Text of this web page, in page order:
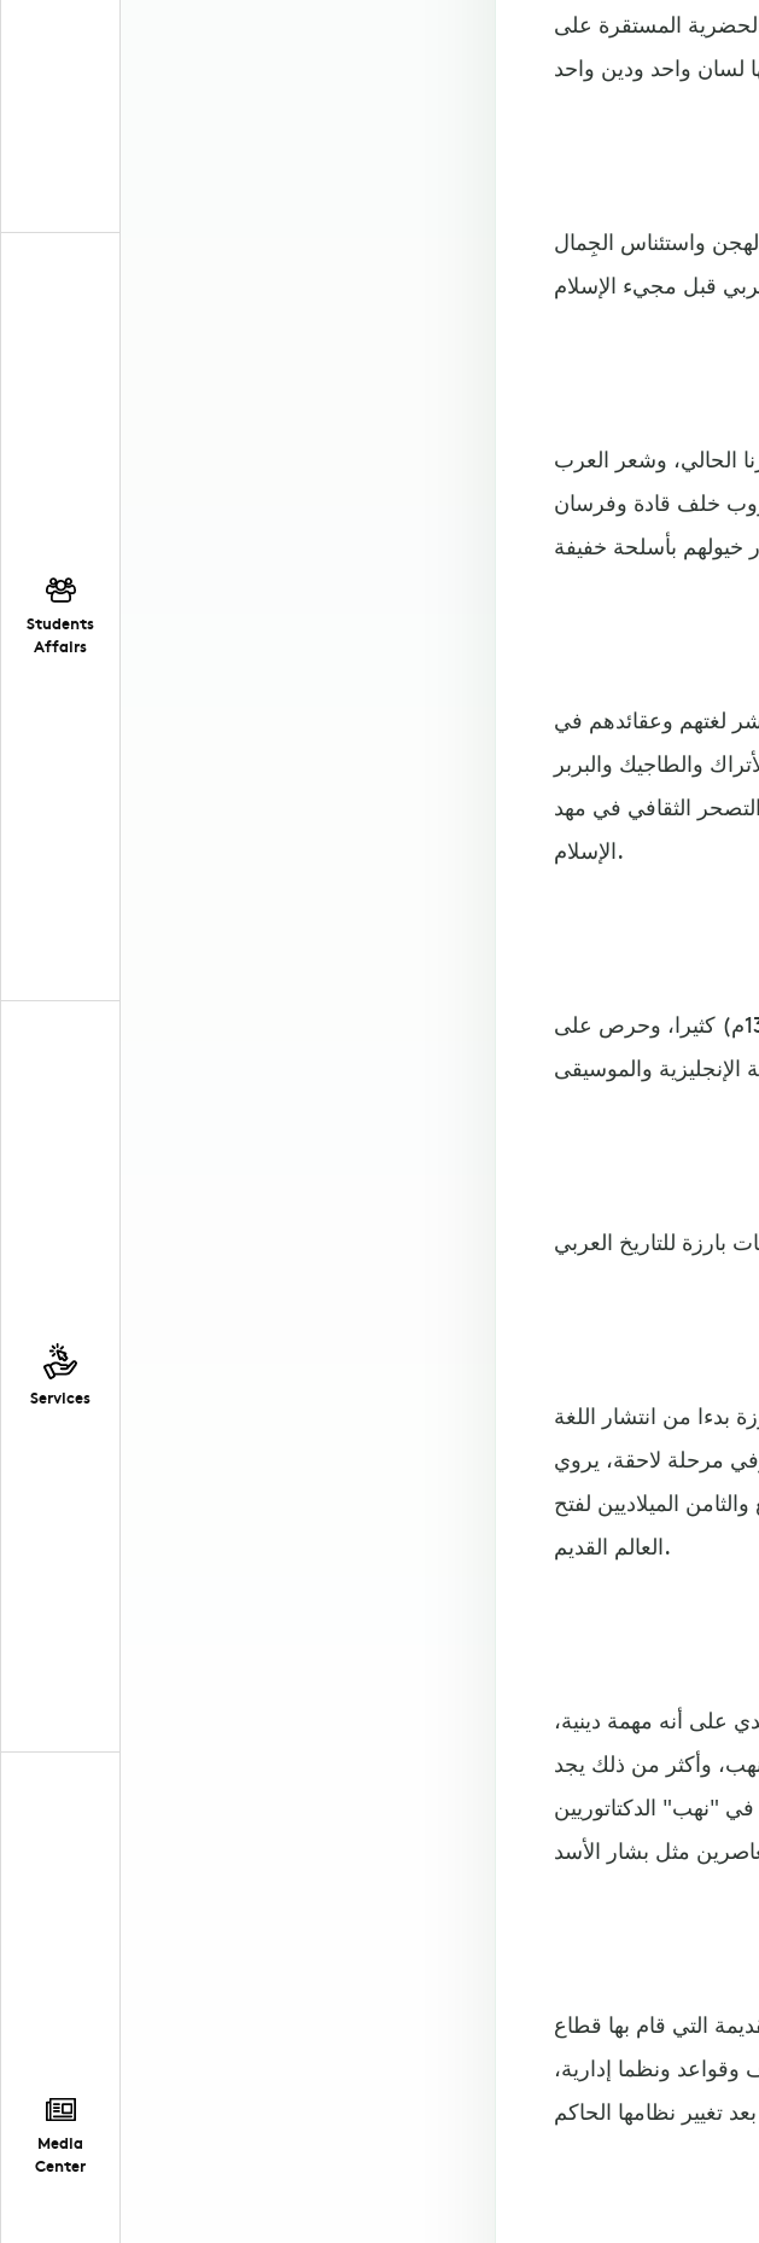
Students
Affairs
Services
Media
Center
المستقرة على
واستئناس الجِمال
الحالي، وشعر العرب
خلف قادة وفرسان
لغتهم وعقائدهم في
والطاجيك والبربر
الثقافي في مهد
الإسلام.
وتأثر سميث بكتابات الرحالة المغربي ابن بطوطة (المتوفى 779هـ/ 1377م) كثيرا، وحرص على
بارزة للتاريخ العربي
من انتشار اللغة
مرحلة لاحقة، يروي
الميلاديين لفتح
العالم القديم.
على أنه مهمة دينية،
وأكثر من ذلك يجد
في "نهب" الدكتاتوريين
التي قام بها قطاع
ونظما إدارية،